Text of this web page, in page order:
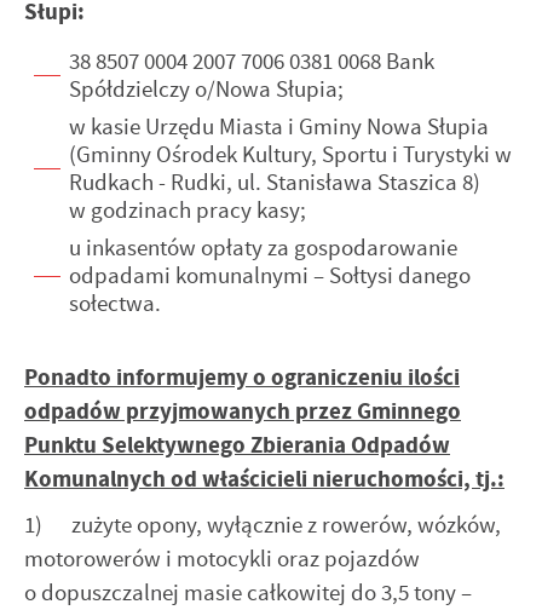
Słupi:
38 8507 0004 2007 7006 0381 0068 Bank
Spółdzielczy o/Nowa Słupia;
w kasie Urzędu Miasta i Gminy Nowa Słupia
(Gminny Ośrodek Kultury, Sportu i Turystyki w
Rudkach - Rudki, ul. Stanisława Staszica 8)
w godzinach pracy kasy;
u inkasentów opłaty za gospodarowanie
odpadami komunalnymi – Sołtysi danego
sołectwa.
Ponadto informujemy o ograniczeniu ilości
odpadów przyjmowanych przez Gminnego
Punktu Selektywnego Zbierania Odpadów
Komunalnych od właścicieli nieruchomości, tj.:
1) zużyte opony, wyłącznie z rowerów, wózków,
motorowerów i motocykli oraz pojazdów
o dopuszczalnej masie całkowitej do 3,5 tony –